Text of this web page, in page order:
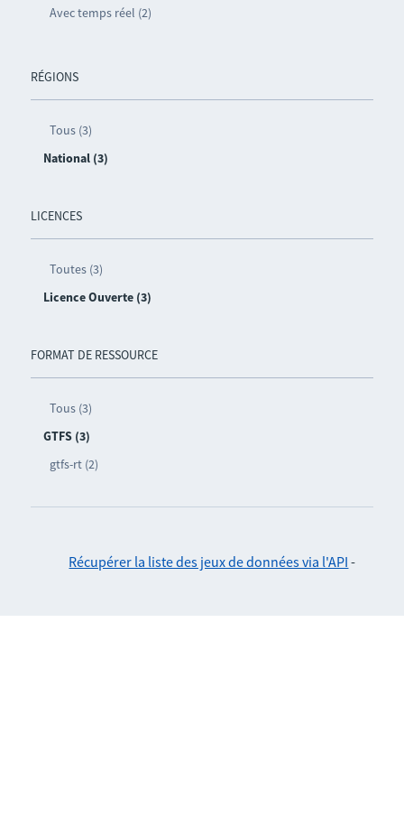
Avec temps réel (2)
RÉGIONS
Tous (3)
National (3)
LICENCES
Toutes (3)
Licence Ouverte (3)
FORMAT DE RESSOURCE
Tous (3)
GTFS (3)
gtfs-rt (2)
Récupérer la liste des jeux de données via l'API -